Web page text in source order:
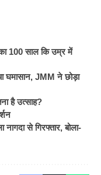
का 100 साल कि उम्र में
JMM ने छोड़ा
है उत्साह?
से गिरफ्तार, बोला-